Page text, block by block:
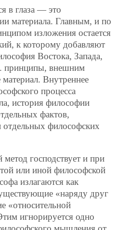
в глаза — это
материала. Главным, и по
изложения остается
к которому добавляют
Востока, Запада,
принципы, внешним
Внутреннее
процесса
история философии
фактов,
философских
господствует и при
или иной философской
излагаются как
«наряду друг
«относительной
игнорируется одно